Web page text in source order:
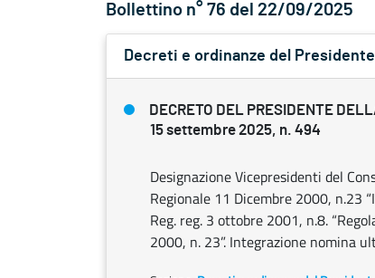
Bollettino n° 76 del 22/09/2025
Decreti e ordinanze del
DECRETO DEL PRESIDENTE
15 settembre 2025, n. 494
Designazione Vicepresidenti del
Regionale 11 Dicembre 2000, n.23
Reg. reg. 3 ottobre 2001, n.8.
2000, n. 23”. Integrazione nomina